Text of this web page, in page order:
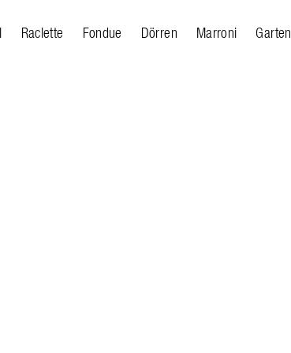
Raclette Fondue Dörren Marroni Garten